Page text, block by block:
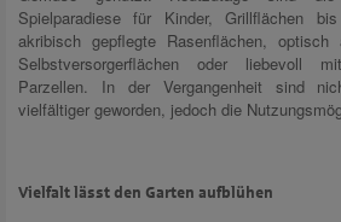
Spielparadiese für Kinder, Grillflächen
akribisch gepflegte Rasenflächen, optisch
Selbstversorgerflächen oder liebevoll
Parzellen. In der Vergangenheit sind
vielfältiger geworden, jedoch die
Vielfalt lässt den Garten aufblühen